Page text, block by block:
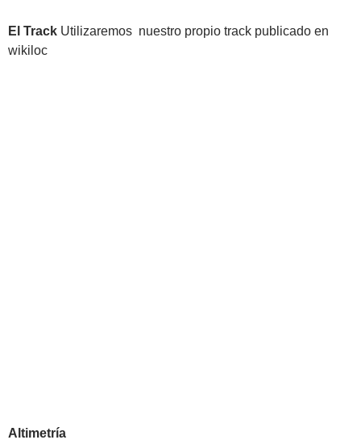
El Track Utilizaremos nuestro propio track publicado en
wikiloc
Altimetría